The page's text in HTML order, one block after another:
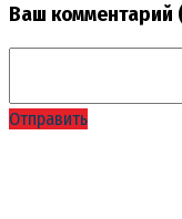
Ваш комментарий
Отправить